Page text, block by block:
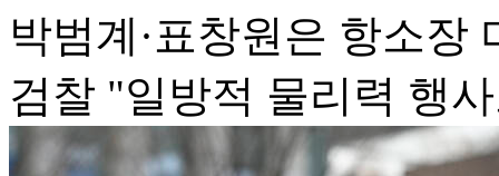
박범계·표창원은 항소장
검찰 "일방적 물리력 행